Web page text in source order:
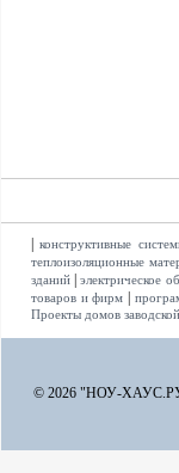
|конструктивные
теплоизоляционные
зданий |электрическое
товаров и фирм
Проекты домов
© 2026 "НОУ-